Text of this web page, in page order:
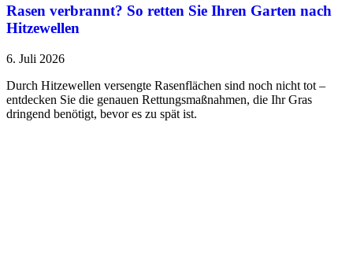
Rasen verbrannt? So retten Sie Ihren Garten nach
Hitzewellen
6. Juli 2026
Durch Hitzewellen versengte Rasenflächen sind noch nicht tot –
entdecken Sie die genauen Rettungsmaßnahmen, die Ihr Gras
dringend benötigt, bevor es zu spät ist.